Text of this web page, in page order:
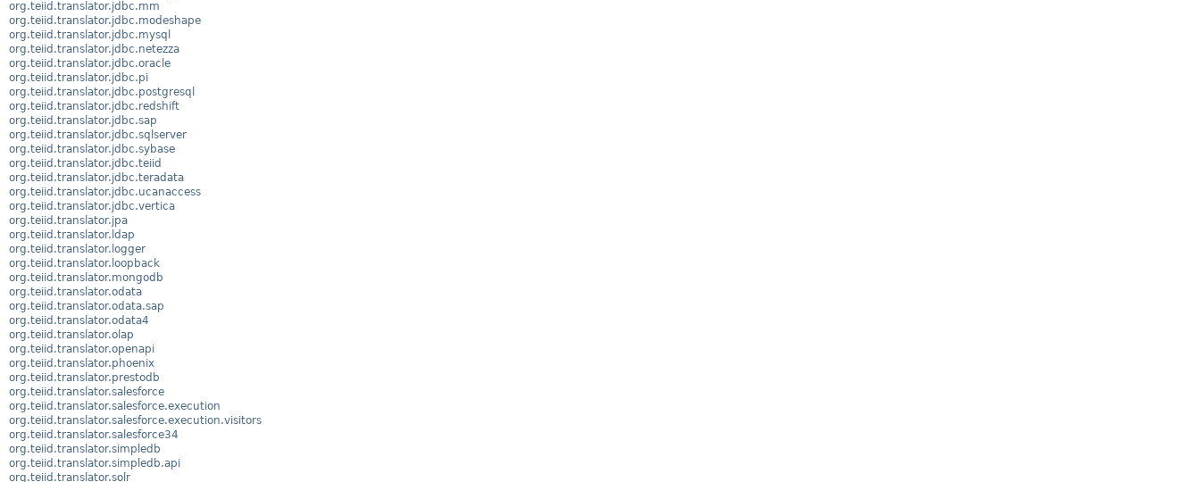
org.teiid.translator.jdbc.mm
org.teiid.translator.jdbc.modeshape
org.teiid.translator.jdbc.mysql
org.teiid.translator.jdbc.netezza
org.teiid.translator.jdbc.oracle
org.teiid.translator.jdbc.pi
org.teiid.translator.jdbc.postgresql
org.teiid.translator.jdbc.redshift
org.teiid.translator.jdbc.sap
org.teiid.translator.jdbc.sqlserver
org.teiid.translator.jdbc.sybase
org.teiid.translator.jdbc.teiid
org.teiid.translator.jdbc.teradata
org.teiid.translator.jdbc.ucanaccess
org.teiid.translator.jdbc.vertica
org.teiid.translator.jpa
org.teiid.translator.ldap
org.teiid.translator.logger
org.teiid.translator.loopback
org.teiid.translator.mongodb
org.teiid.translator.odata
org.teiid.translator.odata.sap
org.teiid.translator.odata4
org.teiid.translator.olap
org.teiid.translator.openapi
org.teiid.translator.phoenix
org.teiid.translator.prestodb
org.teiid.translator.salesforce
org.teiid.translator.salesforce.execution
org.teiid.translator.salesforce.execution.visitors
org.teiid.translator.salesforce34
org.teiid.translator.simpledb
org.teiid.translator.simpledb.api
org.teiid.translator.solr